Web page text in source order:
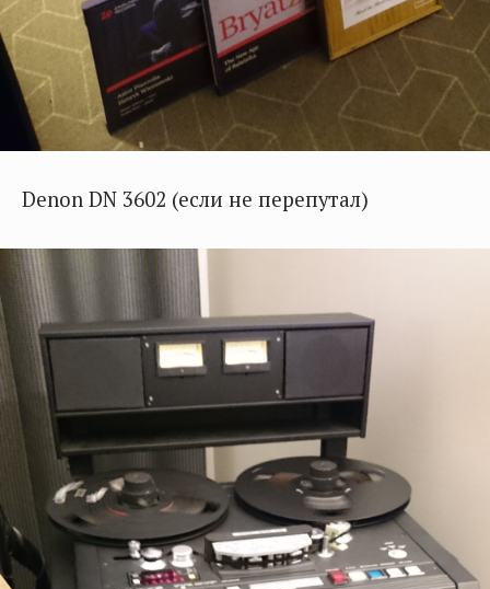
Denon DN 3602 (если не перепутал)